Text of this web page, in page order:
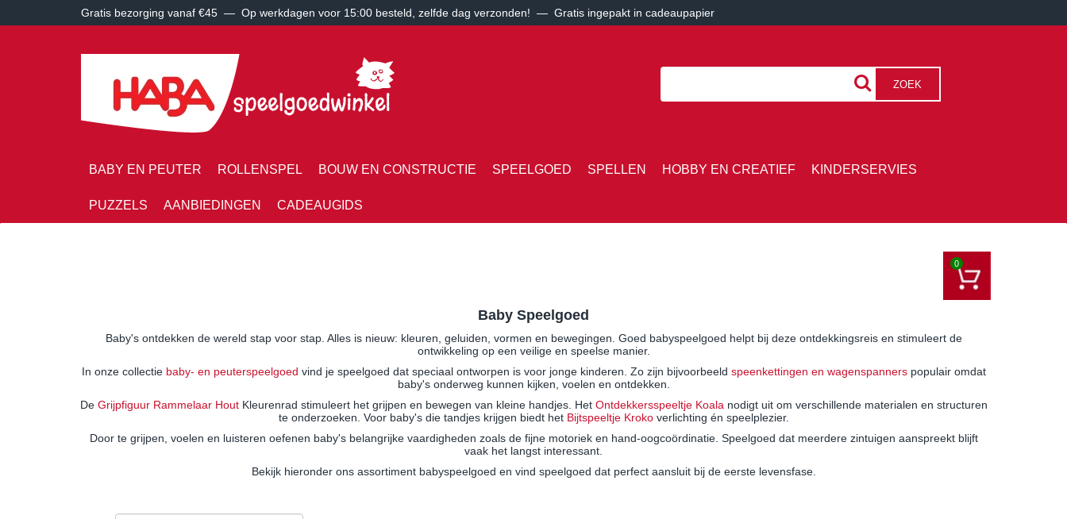
Gratis bezorging vanaf €45 — Op werkdagen voor 15:00 besteld, zelfde dag verzonden! — Gratis ingepakt in cadeaupapier
ZOEK
BABY EN PEUTER ROLLENSPEL BOUW EN CONSTRUCTIE SPEELGOED SPELLEN HOBBY EN CREATIEF KINDERSERVIES
PUZZELS AANBIEDINGEN CADEAUGIDS
0
Baby Speelgoed
Baby's ontdekken de wereld stap voor stap. Alles is nieuw: kleuren, geluiden, vormen en bewegingen. Goed babyspeelgoed helpt bij deze ontdekkingsreis en stimuleert de
ontwikkeling op een veilige en speelse manier.
In onze collectie baby- en peuterspeelgoed vind je speelgoed dat speciaal ontworpen is voor jonge kinderen. Zo zijn bijvoorbeeld speenkettingen en wagenspannerspopulair omdat
baby's onderweg kunnen kijken, voelen en ontdekken.
De Grijpfiguur Rammelaar HoutKleurenrad stimuleert het grijpen en bewegen van kleine handjes. Het Ontdekkersspeeltje Koala nodigt uit om verschillende materialen en structuren
te onderzoeken. Voor baby's die tandjes krijgen biedt het Bijtspeeltje Krokoverlichting én speelplezier.
Door te grijpen, voelen en luisteren oefenen baby's belangrijke vaardigheden zoals de fijne motoriek en hand-oogcoördinatie. Speelgoed dat meerdere zintuigen aanspreekt blijft
vaak het langst interessant.
Bekijk hieronder ons assortiment babyspeelgoed en vind speelgoed dat perfect aansluit bij de eerste levensfase.